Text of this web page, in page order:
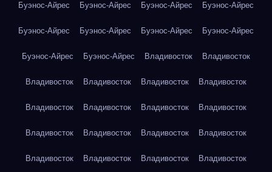
Буэнос-Айрес Буэнос-Айрес Буэнос-Айрес Буэнос-Айрес
Буэнос-Айрес Буэнос-Айрес Буэнос-Айрес Буэнос-Айрес
Буэнос-Айрес Буэнос-Айрес Владивосток Владивосток
Владивосток Владивосток Владивосток Владивосток
Владивосток Владивосток Владивосток Владивосток
Владивосток Владивосток Владивосток Владивосток
Владивосток Владивосток Владивосток Владивосток